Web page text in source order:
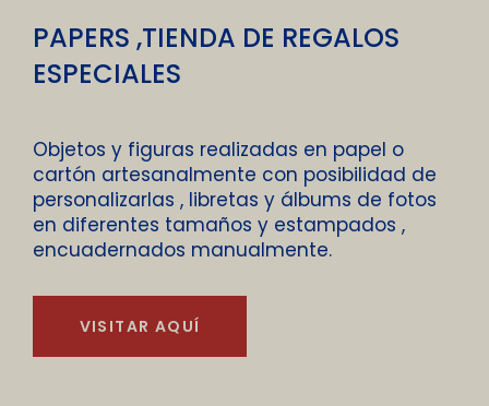
PAPERS ,TIENDA DE REGALOS
ESPECIALES
Objetos y figuras realizadas en papel o
cartón artesanalmente con posibilidad de
personalizarlas , libretas y álbums de fotos
en diferentes tamaños y estampados ,
encuadernados manualmente.
VISITAR AQUÍ